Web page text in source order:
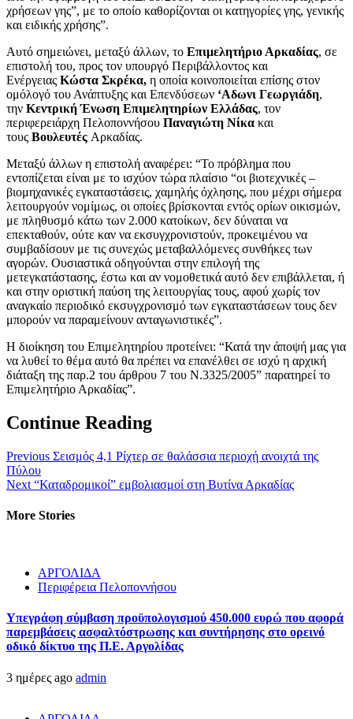
χρήσεων γης”, με το οποίο καθορίζονται οι κατηγορίες γης, γενικής
και ειδικής χρήσης”.
Αυτό σημειώνει, μεταξύ άλλων, το Επιμελητήριο Αρκαδίας, σε
επιστολή του, προς τον υπουργό Περιβάλλοντος και
Ενέργειας Κώστα Σκρέκα, η οποία κοινοποιείται επίσης στον
ομόλογό του Ανάπτυξης και Επενδύσεων ‘Αδωνι Γεωργιάδη,
την Κεντρική Ένωση Επιμελητηρίων Ελλάδας, τον
περιφερειάρχη Πελοποννήσου Παναγιώτη Νίκα και
τους Βουλευτές Αρκαδίας.
Μεταξύ άλλων η επιστολή αναφέρει: “Το πρόβλημα που
εντοπίζεται είναι με το ισχύον τώρα πλαίσιο “οι βιοτεχνικές –
βιομηχανικές εγκαταστάσεις, χαμηλής όχλησης, που μέχρι σήμερα
λειτουργούν νομίμως, οι οποίες βρίσκονται εντός ορίων οικισμών,
με πληθυσμό κάτω των 2.000 κατοίκων, δεν δύναται να
επεκταθούν, ούτε καν να εκσυγχρονιστούν, προκειμένου να
συμβαδίσουν με τις συνεχώς μεταβαλλόμενες συνθήκες των
αγορών. Ουσιαστικά οδηγούνται στην επιλογή της
μετεγκατάστασης, έστω και αν νομοθετικά αυτό δεν επιβάλλεται, ή
και στην οριστική παύση της λειτουργίας τους, αφού χωρίς τον
αναγκαίο περιοδικό εκσυγχρονισμό των εγκαταστάσεων τους δεν
μπορούν να παραμείνουν ανταγωνιστικές”.
Η διοίκηση του Επιμελητηρίου προτείνει: “Κατά την άποψή μας για
να λυθεί το θέμα αυτό θα πρέπει να επανέλθει σε ισχύ η αρχική
διάταξη της παρ.2 του άρθρου 7 του Ν.3325/2005” παρατηρεί το
Επιμελητήριο Αρκαδίας”.
Continue Reading
Previous Σεισμός 4,1 Ρίχτερ σε θαλάσσια περιοχή ανοιχτά της
Πύλου
Next “Καταδρομικοί” εμβολιασμοί στη Βυτίνα Αρκαδίας
More Stories
ΑΡΓΟΛΙΔΑ
Περιφέρεια Πελοποννήσου
Υπεγράφη σύμβαση προϋπολογισμού 450.000 ευρώ που αφορά
παρεμβάσεις ασφαλτόστρωσης και συντήρησης στο ορεινό
οδικό δίκτυο της Π.Ε. Αργολίδας
3 ημέρες ago admin